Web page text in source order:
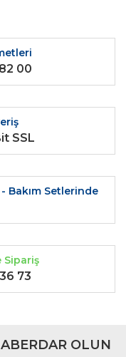
00
SSL
Bakım Setlerinde
Sipariş
73
OLUN